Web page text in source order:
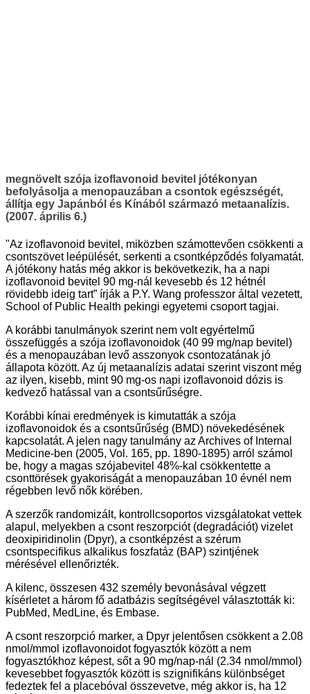
megnövelt szója izoflavonoid bevitel jótékonyan
befolyásolja a menopauzában a csontok egészségét,
állítja egy Japánból és Kínából származó metaanalízis.
(2007. április 6.)
"Az izoflavonoid bevitel, miközben számottevően csökkenti a
csontszövet leépülését, serkenti a csontképződés folyamatát.
A jótékony hatás még akkor is bekövetkezik, ha a napi
izoflavonoid bevitel 90 mg-nál kevesebb és 12 hétnél
rövidebb ideig tart” írják a P.Y. Wang professzor által vezetett,
School of Public Health pekingi egyetemi csoport tagjai.
A korábbi tanulmányok szerint nem volt egyértelmű
összefüggés a szója izoflavonoidok (40 99 mg/nap bevitel)
és a menopauzában levő asszonyok csontozatának jó
állapota között. Az új metaanalízis adatai szerint viszont még
az ilyen, kisebb, mint 90 mg-os napi izoflavonoid dózis is
kedvező hatással van a csontsűrűségre.
Korábbi kínai eredmények is kimutatták a szója
izoflavonoidok és a csontsűrűség (BMD) növekedésének
kapcsolatát. A jelen nagy tanulmány az Archives of Internal
Medicine-ben (2005, Vol. 165, pp. 1890-1895) arról számol
be, hogy a magas szójabevitel 48%-kal csökkentette a
csonttörések gyakoriságát a menopauzában 10 évnél nem
régebben levő nők körében.
A szerzők randomizált, kontrollcsoportos vizsgálatokat vettek
alapul, melyekben a csont reszorpciót (degradációt) vizelet
deoxipiridinolin (Dpyr), a csontképzést a szérum
csontspecifikus alkalikus foszfatáz (BAP) szintjének
mérésével ellenőrizték.
A kilenc, összesen 432 személy bevonásával végzett
kísérletet a három fő adatbázis segítségével választották ki:
PubMed, MedLine, és Embase.
A csont reszorpció marker, a Dpyr jelentősen csökkent a 2.08
nmol/mmol izoflavonoidot fogyasztók között a nem
fogyasztókhoz képest, sőt a 90 mg/nap-nál (2.34 nmol/mmol)
kevesebbet fogyasztók között is szignifikáns különbséget
fedeztek fel a placebóval összevetve, még akkor is, ha 12